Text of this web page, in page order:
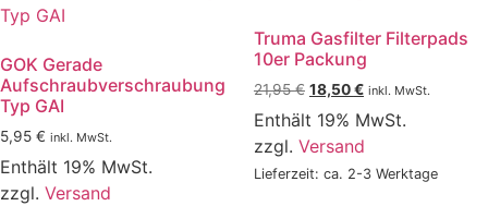
auf.
Die
Optionen
können
auf
der
GOK Gerade
Aufschraubverschraubung
Typ GAI
5,95 € inkl. MwSt.
Enthält 19% MwSt.
zzgl. Versand
Truma Gasfilter Filterpads
10er Packung
21,95€ Ursprünglicher
Preis
war:
21,95 €
18,50€Aktueller
Preis
ist:
18,50 €.
inkl. MwSt.
Enthält 19% MwSt.
zzgl. Versand
Lieferzeit: ca. 2-3 Werktage